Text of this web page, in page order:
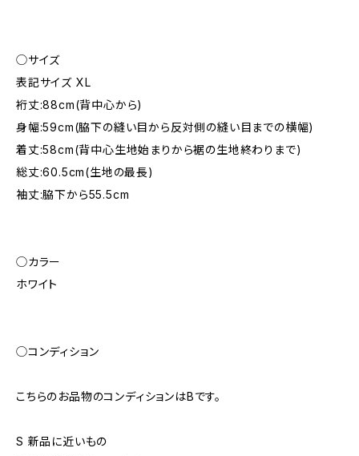
◯サイズ
表記サイズ XL
裄丈:88cm(背中心から)
身幅:59cm(脇下の縫い目から反対側の縫い目までの横幅)
着丈:58cm(背中心生地始まりから裾の生地終わりまで)
総丈:60.5cm(生地の最長)
袖丈:脇下から55.5cm
◯カラー
ホワイト
◯コンディション
こちらのお品物のコンディションはBです。
S 新品に近いもの